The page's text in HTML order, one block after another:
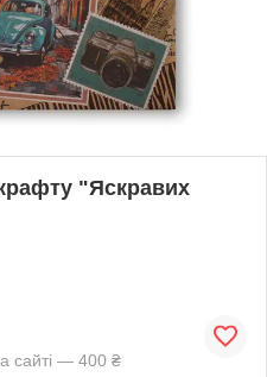
"Яскравих
сайті — 400 ₴